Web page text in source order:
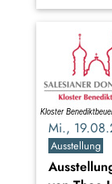
Mi.,
Ausstellung